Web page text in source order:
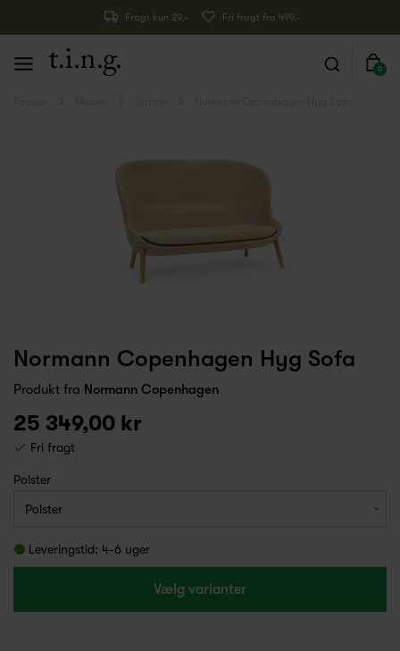
Fragt kun 29,- Fri fragt fra 499,-
0
Normann Copenhagen Hyg Sofa
Produkt fra Normann Copenhagen
25 349,00 kr
Fri fragt
Polster
Leveringstid: 4-6 uger
Vælg varianter